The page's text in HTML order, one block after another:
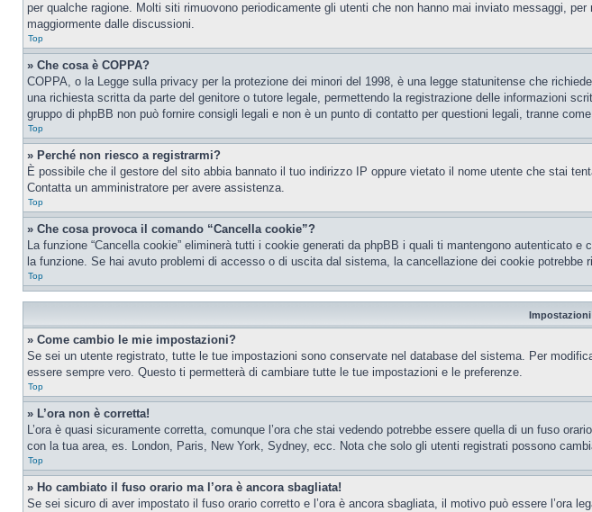
per qualche ragione. Molti siti rimuovono periodicamente gli utenti che non hanno mai inviato messaggi,
maggiormente dalle discussioni.
Top
» Che cosa è COPPA?
COPPA, o la Legge sulla privacy per la protezione dei minori del 1998, è una legge statunitense che
una richiesta scritta da parte del genitore o tutore legale, permettendo la registrazione delle informazioni
gruppo di phpBB non può fornire consigli legali e non è un punto di contatto per questioni legali, tranne
Top
» Perché non riesco a registrarmi?
È possibile che il gestore del sito abbia bannato il tuo indirizzo IP oppure vietato il nome utente che stai
Contatta un amministratore per avere assistenza.
Top
» Che cosa provoca il comando “Cancella cookie”?
La funzione “Cancella cookie” eliminerà tutti i cookie generati da phpBB i quali ti mantengono autenticato
la funzione. Se hai avuto problemi di accesso o di uscita dal sistema, la cancellazione dei cookie potrebbe
Top
» Come cambio le mie impostazioni?
Se sei un utente registrato, tutte le tue impostazioni sono conservate nel database del sistema. Per
essere sempre vero. Questo ti permetterà di cambiare tutte le tue impostazioni e le preferenze.
Top
» L’ora non è corretta!
L’ora è quasi sicuramente corretta, comunque l’ora che stai vedendo potrebbe essere quella di un fuso
con la tua area, es. London, Paris, New York, Sydney, ecc. Nota che solo gli utenti registrati possono
Top
» Ho cambiato il fuso orario ma l’ora è ancora sbagliata!
Se sei sicuro di aver impostato il fuso orario corretto e l’ora è ancora sbagliata, il motivo può essere l’ora